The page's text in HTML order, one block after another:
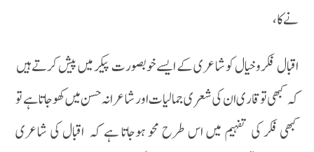
نے کا ،
اقبال فکر وخیال کو شاعری کے ایسے خوبصورت پیکر میں پیش کرتے ہیں
کہ کبھی تو قاری ان کی شعری جمالیات او ر شاعرانہ حسن میں کھو جاتا ہے تو
کبھی فکر کی تفہیم میں اس طرح محو ہوجاتا ہے کہ اقبال کی شاعری